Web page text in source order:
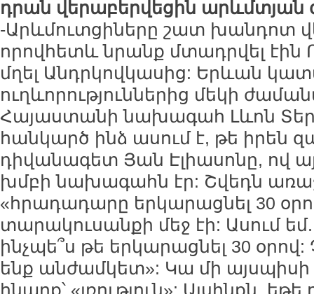
դրան վերաբերվեցին արևմտյան
-Արևմուտցիները շատ խանդոտ
որովհետև նրանք մտադրվել էին
մղել Անդրկովկասից: Երևան
ուղևորություններից մեկի
Հայաստանի նախագահ Լևոն
հանկարծ ինձ ասում է, թե իրեն
դիվանագետ Յան Էլիասոնը, ով
խմբի նախագահն էր: Շվեդն
«հրադադարը երկարացնել 30
տարակուսանքի մեջ էի: Ասում
ինչպե՞ս թե երկարացնել 30 օրով:
ենք անժամկետ»: Կա մի
հնարք՝ «լռություն»: Այսինքն,